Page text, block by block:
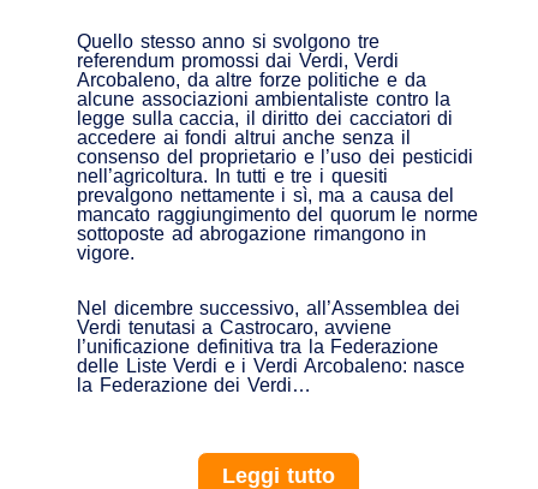
Quello stesso anno si svolgono tre
referendum promossi dai Verdi, Verdi
Arcobaleno, da altre forze politiche e da
alcune associazioni ambientaliste contro la
legge sulla caccia, il diritto dei cacciatori di
accedere ai fondi altrui anche senza il
consenso del proprietario e l’uso dei pesticidi
nell’agricoltura. In tutti e tre i quesiti
prevalgono nettamente i sì, ma a causa del
mancato raggiungimento del quorum le norme
sottoposte ad abrogazione rimangono in
vigore.
Nel dicembre successivo, all’Assemblea dei
Verdi tenutasi a Castrocaro, avviene
l’unificazione definitiva tra la Federazione
delle Liste Verdi e i Verdi Arcobaleno: nasce
la Federazione dei Verdi…
Leggi tutto